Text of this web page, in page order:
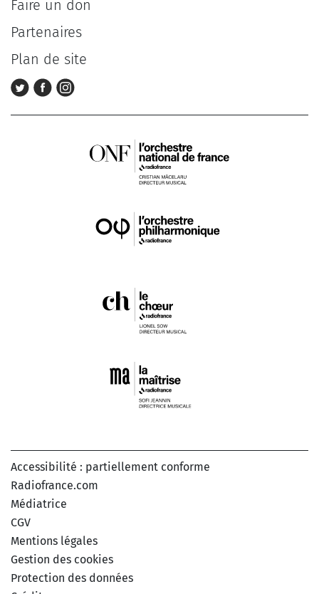
Faire un don
Partenaires
Plan de site
Accessibilité : partiellement conforme
Radiofrance.com
Médiatrice
CGV
Mentions légales
Gestion des cookies
Protection des données